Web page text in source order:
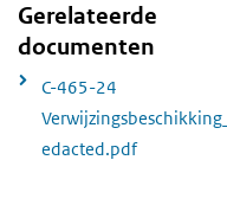
Gerelateerde
documenten
C-465-24
edacted.pdf